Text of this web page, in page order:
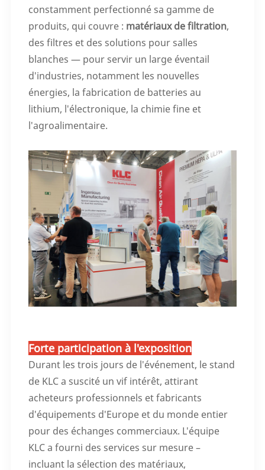
constamment perfectionné sa gamme de
produits, qui couvre : matériaux de filtration,
des filtres et des solutions pour salles
blanches — pour servir un large éventail
d'industries, notamment les nouvelles
énergies, la fabrication de batteries au
lithium, l'électronique, la chimie fine et
l'agroalimentaire.
Forte participation à l'exposition
Durant les trois jours de l'événement, le stand
de KLC a suscité un vif intérêt, attirant
acheteurs professionnels et fabricants
d'équipements d'Europe et du monde entier
pour des échanges commerciaux. L'équipe
KLC a fourni des services sur mesure –
incluant la sélection des matériaux,